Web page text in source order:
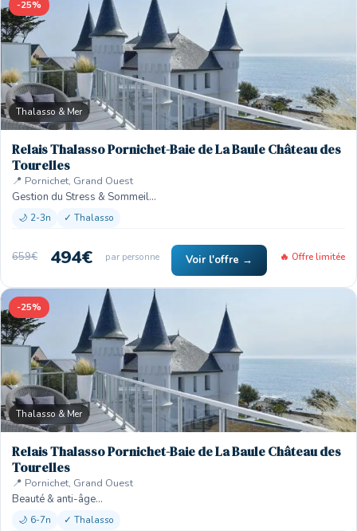
-25%
Thalasso & Mer
Relais Thalasso Pornichet-Baie de La Baule Château des
Tourelles
📍 Pornichet, Grand Ouest
Gestion du Stress & Sommeil…
🌙 2-3n ✓ Thalasso
659€ 494€ par personne Voir l'offre → 🔥 Offre limitée
-25%
Thalasso & Mer
Relais Thalasso Pornichet-Baie de La Baule Château des
Tourelles
📍 Pornichet, Grand Ouest
Beauté & anti-âge…
🌙 6-7n ✓ Thalasso